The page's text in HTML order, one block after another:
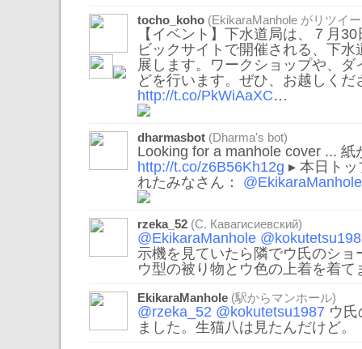
tocho_koho (EkikaraManhole がリツイ
【イベント】下水道局は、７月
ビックサイトで開催される、下水
展します。ワークショップや、
どを行います。ぜひ、お越しくだ
http://t.co/PkWiAaXC…
dharmasbot (Dharma's bot)
Looking for a manhole cover ... 紙
http://t.co/z6B56Kh12g ▸ 本日ト
れたみなさん： @EkikaraManhole
rzeka_52 (С. Кавагисиевский)
@EkikaraManhole
示機を見ていたら隣でウ氏のショ
ウ型の被り物とウ色の上着を着て
EkikaraManhole (駅からマンホール)
@rzeka_52 @kokutetsu1987 ウ
ました。生猫八は見たんだけど。